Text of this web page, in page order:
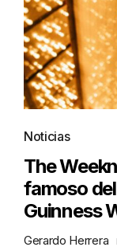
Noticias
The
famoso
Guinness
Gerardo Herrera